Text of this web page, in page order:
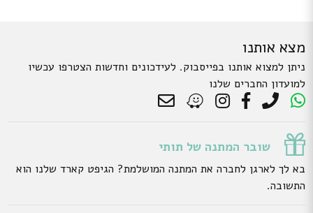
מצא אותנו
ניתן למצוא אותנו בפייסבוק. לעידכונים וחדשות הצטרפו עכשיו
למועדון החברים שלנו
שובר המתנה של תותי
בא לך לארגן לחברה את המתנה המושלמת? הגיפט קארד שלנו הוא
התשובה.